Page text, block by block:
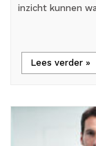
inzicht kunnen
Lees verder »